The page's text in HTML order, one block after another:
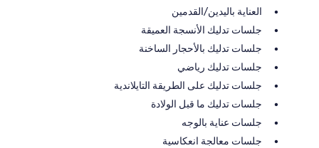
العناية باليدين/القدمين
جلسات تدليك الأنسجة العميقة
جلسات تدليك بالأحجار الساخنة
جلسات تدليك رياضي
جلسات تدليك على الطريقة التايلاندية
جلسات تدليك ما قبل الولادة
جلسات عناية بالوجه
جلسات معالجة انعكاسية